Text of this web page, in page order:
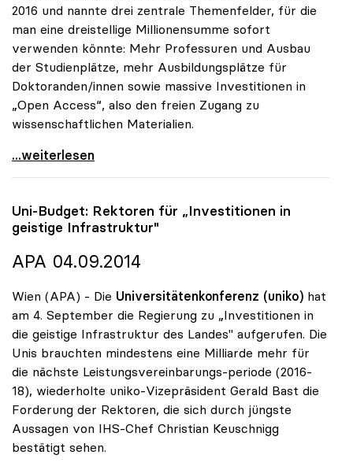
2016 und nannte drei zentrale Themenfelder, für die
man eine dreistellige Millionensumme sofort
verwenden könnte: Mehr Professuren und Ausbau
der Studienplätze, mehr Ausbildungsplätze für
Doktoranden/innen sowie massive Investitionen in
„Open Access“, also den freien Zugang zu
wissenschaftlichen Materialien.
uniko will Investitionen in mehr Studienplätze,
...weiterlesen
Uni-Budget: Rektoren für „Investitionen in
geistige Infrastruktur"
APA 04.09.2014
Wien (APA) - Die Universitätenkonferenz (uniko) hat
am 4. September die Regierung zu „Investitionen in
die geistige Infrastruktur des Landes" aufgerufen. Die
Unis brauchten mindestens eine Milliarde mehr für
die nächste Leistungsvereinbarungs-periode (2016-
18), wiederholte uniko-Vizepräsident Gerald Bast die
Forderung der Rektoren, die sich durch jüngste
Aussagen von IHS-Chef Christian Keuschnigg
bestätigt sehen.